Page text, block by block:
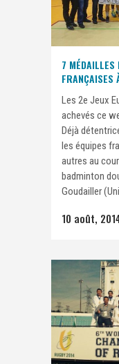
7 MÉDAILLES
FRANÇAISES
Les 2e Jeux
achevés ce
Déjà
les équipes
autres au
badminton
Goudailler
10 août,